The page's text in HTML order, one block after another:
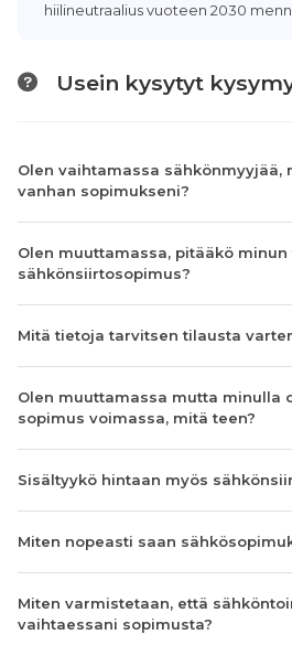
hiilineutraalius vuoteen 2030
Usein kysytyt
Olen vaihtamassa sähkönmyyjää,
vanhan sopimukseni?
Olen muuttamassa, pitääkö
sähkönsiirtosopimus?
Mitä tietoja tarvitsen tilausta
Olen muuttamassa mutta minulla
sopimus voimassa, mitä teen?
Sisältyykö hintaan myös
Miten nopeasti saan
Miten varmistetaan, että
vaihtaessani sopimusta?